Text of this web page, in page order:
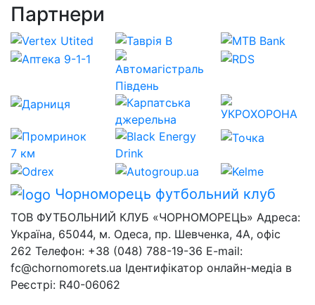
Партнери
Чорноморець футбольний клуб
ТОВ ФУТБОЛЬНИЙ КЛУБ «ЧОРНОМОРЕЦЬ» Адреса:
Україна, 65044, м. Одеса, пр. Шевченка, 4А, офіс
262 Телефон: +38 (048) 788-19-36 E-mail:
fc@chornomorets.ua Ідентифікатор онлайн-медіа в
Реєстрі: R40-06062